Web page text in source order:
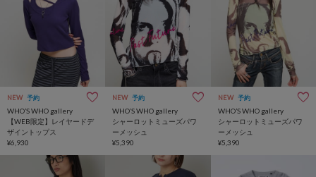
NEW 予約
WHO’S WHO gallery
【WEB限定】レイヤードデ
ザイントップス
¥6,930
NEW 予約
WHO’S WHO gallery
シャーロットミューズパワ
ーメッシュ
¥5,390
NEW 予約
WHO’S WHO gallery
シャーロットミューズパワ
ーメッシュ
¥5,390